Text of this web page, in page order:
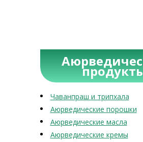
Чаванпраш и трипхала
Аюрведические порошки
Аюрведические масла
Аюрведические кремы